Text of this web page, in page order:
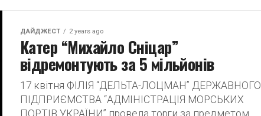
ДАЙДЖЕСТ 2 years ago
Катер “Михайло Сніцар”
відремонтують за 5 мільйонів
17 квітня ФІЛІЯ “ДЕЛЬТА-ЛОЦМАН” ДЕРЖАВНОГО
ПІДПРИЄМСТВА “АДМІНІСТРАЦІЯ МОРСЬКИХ
ПОРТІВ УКРАЇНИ” провела торги за предметом